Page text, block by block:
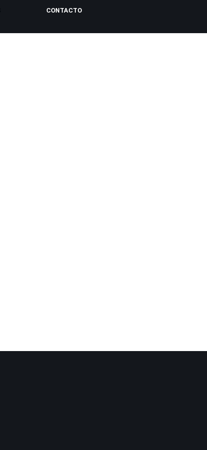
CONTACTO